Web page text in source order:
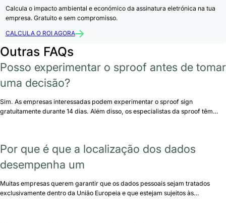
Calcula o impacto ambiental e económico da assinatura eletrónica na tua
empresa. Gratuito e sem compromisso.
CALCULA O ROI AGORA
Outras FAQs
Posso experimentar o sproof antes de tomar
uma decisão?
Sim. As empresas interessadas podem experimentar o sproof sign
gratuitamente durante 14 dias. Além disso, os especialistas da sproof têm…
Por que é que a localização dos dados
desempenha um
Muitas empresas querem garantir que os dados pessoais sejam tratados
exclusivamente dentro da União Europeia e que estejam sujeitos às…